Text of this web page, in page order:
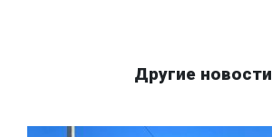
Другие новости